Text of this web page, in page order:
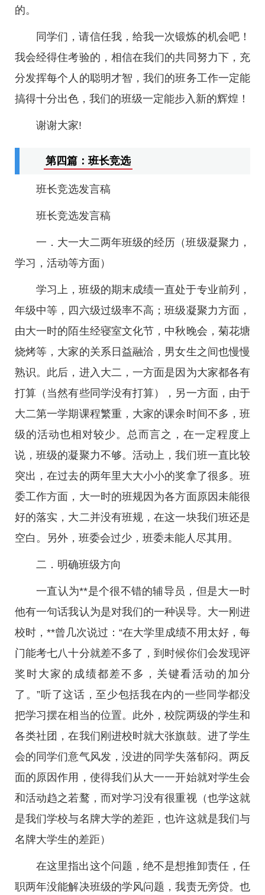
的。
同学们，请信任我，给我一次锻炼的机会吧！
我会经得住考验的，相信在我们的共同努力下，充
分发挥每个人的聪明才智，我们的班务工作一定能
搞得十分出色，我们的班级一定能步入新的辉煌！
谢谢大家!
第四篇：班长竞选
班长竞选发言稿
班长竞选发言稿
一．大一大二两年班级的经历（班级凝聚力，
学习，活动等方面）
学习上，班级的期末成绩一直处于专业前列，
年级中等，四六级过级率不高；班级凝聚力方面，
由大一时的陌生经寝室文化节，中秋晚会，菊花塘
烧烤等，大家的关系日益融洽，男女生之间也慢慢
熟识。此后，进入大二，一方面是因为大家都各有
打算（当然有些同学没有打算），另一方面，由于
大二第一学期课程繁重，大家的课余时间不多，班
级的活动也相对较少。总而言之，在一定程度上
说，班级的凝聚力不够。活动上，我们班一直比较
突出，在过去的两年里大大小小的奖拿了很多。班
委工作方面，大一时的班规因为各方面原因未能很
好的落实，大二并没有班规，在这一块我们班还是
空白。另外，班委会过少，班委未能人尽其用。
二．明确班级方向
一直认为**是个很不错的辅导员，但是大一时
他有一句话我认为是对我们的一种误导。大一刚进
校时，**曾几次说过：“在大学里成绩不用太好，每
门能考七八十分就差不多了，到时候你们会发现评
奖时大家的成绩都差不多，关键看活动的加分
了。”听了这话，至少包括我在内的一些同学都没
把学习摆在相当的位置。此外，校院两级的学生和
各类社团，在我们刚进校时就大张旗鼓。进了学生
会的同学们意气风发，没进的同学失落郁闷。两反
面的原因作用，使得我们从大一一开始就对学生会
和活动趋之若鹜，而对学习没有很重视（也学这就
是我们学校与名牌大学的差距，也许这就是我们与
名牌大学生的差距）
在这里指出这个问题，绝不是想推卸责任，任
职两年没能解决班级的学风问题，我责无旁贷。也